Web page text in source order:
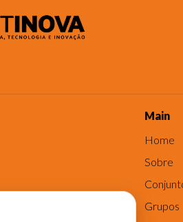
Main
Home
Sobre
Grupos